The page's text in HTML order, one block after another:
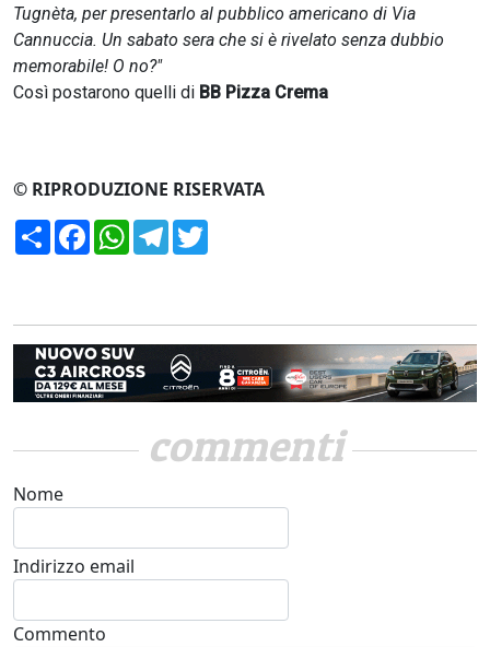
Tugnèta, per presentarlo al pubblico americano di Via
Cannuccia. Un sabato sera che si è rivelato senza dubbio
memorabile! O no?"
Così postarono quelli di BB Pizza Crema
© RIPRODUZIONE RISERVATA
CondividiFacebookWhatsApp
Telegram
commenti
Nome
Indirizzo email
Commento